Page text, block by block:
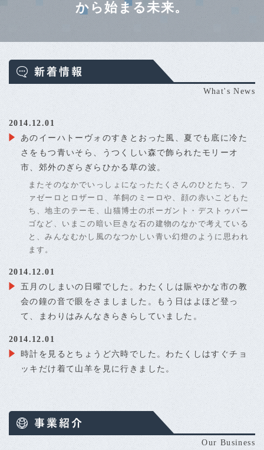
から始まる未来。
What's News
2014.12.01
あのイーハトーヴォのすきとおった風、夏でも底に冷た
さをもつ青いそら、うつくしい森で飾られたモリーオ
市、郊外のぎらぎらひかる草の波。
またそのなかでいっしょになったたくさんのひとたち、フ
ァゼーロとロザーロ、羊飼のミーロや、顔の赤いこどもた
ち、地主のテーモ、山猫博士のボーガント・デストゥパー
ゴなど、いまこの暗い巨きな石の建物のなかで考えている
と、みんなむかし風のなつかしい青い幻燈のように思われ
ます。
2014.12.01
五月のしまいの日曜でした。わたくしは賑やかな市の教
会の鐘の音で眼をさましました。もう日はよほど登っ
て、まわりはみんなきらきらしていました。
2014.12.01
時計を見るとちょうど六時でした。わたくしはすぐチョ
ッキだけ着て山羊を見に行きました。
Our Business